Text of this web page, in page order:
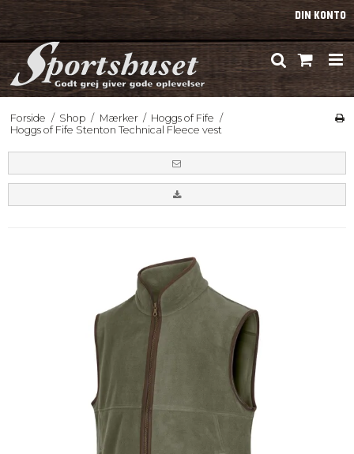
DIN KONTO
Forside / Shop / Mærker / Hoggs of Fife /
Hoggs of Fife Stenton Technical Fleece vest